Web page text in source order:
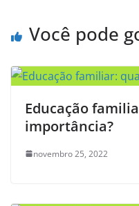
Você pode
Educação
importância?
novembro 25, 2022